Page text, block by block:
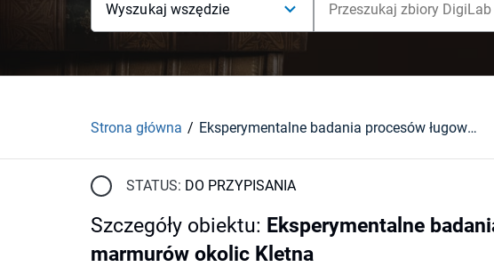
Wyszukaj wszędzie
Strona główna Eksperymentalne badania procesów ługowania, korozji i depozycji w środowisku marmurów okolic Kletna
STATUS: DO PRZYPISANIA
Szczegóły obiektu: Eksperymentalne
marmurów okolic Kletna